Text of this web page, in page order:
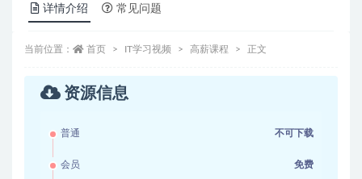
详情介绍 常见问题
当前位置： 首页 IT学习视频 高薪课程 正文
资源信息
普通 不可下载
会员 免费